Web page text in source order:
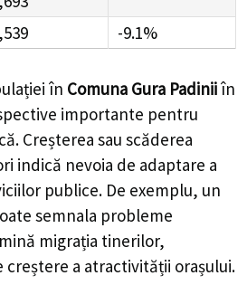
-9.1%
în Comuna Gura Padiniiîn
importante pentru
Creșterea sau scăderea
indică nevoia de adaptare a
publice. De exemplu, un
semnala probleme
migrația tinerilor,
creștere a atractivității orașului.